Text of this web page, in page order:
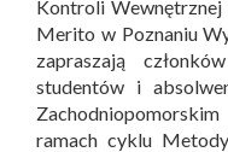
Kontroli Wewnętrznej
Merito w Poznaniu
zapraszają
studentów i
ramach cyklu